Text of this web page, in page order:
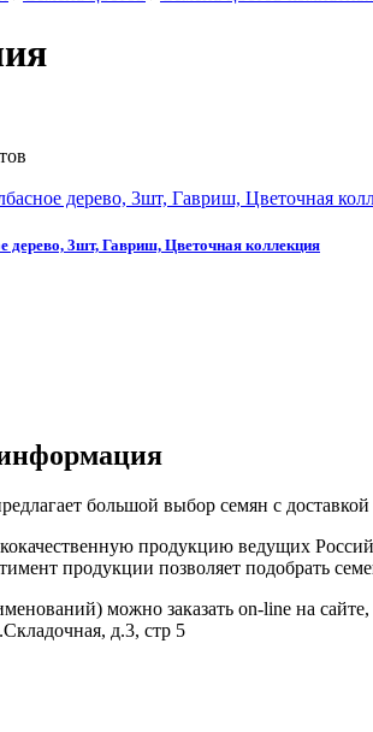
дерево, 3шт, Гавриш, Цветочная коллекция
большой выбор семян с
продукцию ведущих
продукции позволяет подобрать
можно заказать on-line на
д.3, стр 5